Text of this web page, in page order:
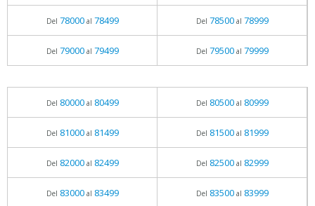
Del 78000al 78499 Del 78500al 78999
Del 79000al 79499 Del 79500al 79999
Del 80000al 80499 Del 80500al 80999
Del 81000al 81499 Del 81500al 81999
Del 82000al 82499 Del 82500al 82999
Del 83000al 83499 Del 83500al 83999